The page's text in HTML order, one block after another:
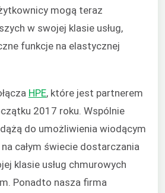
mogą teraz
w swojej klasie usług,
funkcje na elastycznej
HPE, które jest partnerem
2017 roku. Wspólnie
do umożliwienia wiodącym
całym świecie dostarczania
klasie usług chmurowych
Ponadto nasza firma